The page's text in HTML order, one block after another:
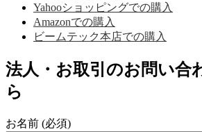
Yahooショッピングでの購入
Amazonでの購入
ビームテック本店での購入
法人・お取引のお問い合
ら
お名前 (必須)